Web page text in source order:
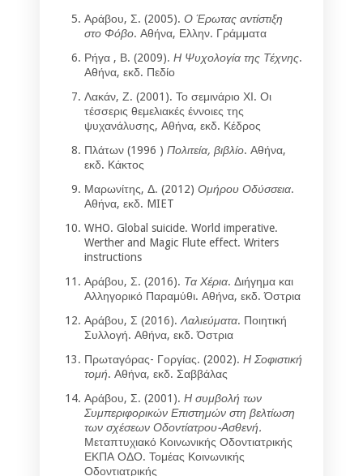
Αράβου, Σ. (2005). Ο Έρωτας αντίστιξη
στο Φόβο. Αθήνα, Ελλην. Γράμματα
Ρήγα , Β. (2009). Η Ψυχολογία της Τέχνης.
Αθήνα, εκδ. Πεδίο
Λακάν, Ζ. (2001). Το σεμινάριο ΧΙ. Οι
τέσσερις θεμελιακές έννοιες της
ψυχανάλυσης, Αθήνα, εκδ. Κέδρος
Πλάτων (1996 ) Πολιτεία, βιβλίο. Αθήνα,
εκδ. Κάκτος
Μαρωνίτης, Δ. (2012) Ομήρου Οδύσσεια.
Αθήνα, εκδ. MIET
WHO. Global suicide. World imperative.
Werther and Magic Flute effect. Writers
instructions
Αράβου, Σ. (2016). Τα Χέρια. Διήγημα και
Αλληγορικό Παραμύθι. Αθήνα, εκδ. Όστρια
Αράβου, Σ (2016).Λαλιεύματα. Ποιητική
Συλλογή. Αθήνα, εκδ. Όστρια
Πρωταγόρας- Γοργίας. (2002). Η Σοφιστική
τομή. Αθήνα, εκδ. Σαββάλας
Αράβου, Σ. (2001). Η συμβολή των
Συμπεριφορικών Επιστημών στη βελτίωση
των σχέσεων Οδοντίατρου-Ασθενή.
Μεταπτυχιακό Κοινωνικής Οδοντιατρικής
ΕΚΠΑ ΟΔΟ. Τομέας Κοινωνικής
Οδοντιατρικής